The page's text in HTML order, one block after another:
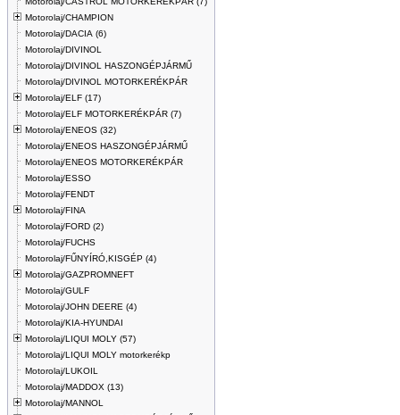
Motorolaj/CHAMPION
Motorolaj/DACIA (6)
Motorolaj/DIVINOL
Motorolaj/DIVINOL HASZONGÉPJÁRMŰ
Motorolaj/DIVINOL MOTORKERÉKPÁR
Motorolaj/ELF (17)
Motorolaj/ELF MOTORKERÉKPÁR (7)
Motorolaj/ENEOS (32)
Motorolaj/ENEOS HASZONGÉPJÁRMŰ
Motorolaj/ENEOS MOTORKERÉKPÁR
Motorolaj/ESSO
Motorolaj/FENDT
Motorolaj/FINA
Motorolaj/FORD (2)
Motorolaj/FUCHS
Motorolaj/FŰNYÍRÓ,KISGÉP (4)
Motorolaj/GAZPROMNEFT
Motorolaj/GULF
Motorolaj/JOHN DEERE (4)
Motorolaj/KIA-HYUNDAI
Motorolaj/LIQUI MOLY (57)
Motorolaj/LIQUI MOLY motorkerékp
Motorolaj/LUKOIL
Motorolaj/MADDOX (13)
Motorolaj/MANNOL